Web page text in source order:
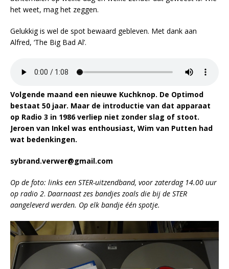
het weet, mag het zeggen.
Gelukkig is wel de spot bewaard gebleven. Met dank aan
Alfred, ‘The Big Bad Al’.
Volgende maand een nieuwe Kuchknop. De Optimod
bestaat 50 jaar. Maar de introductie van dat apparaat
op Radio 3 in 1986 verliep niet zonder slag of stoot.
Jeroen van Inkel was enthousiast, Wim van Putten had
wat bedenkingen.
sybrand.verwer@gmail.com
Op de foto: links een STER-uitzendband, voor zaterdag 14.00 uur
op radio 2. Daarnaast zes bandjes zoals die bij de STER
aangeleverd werden. Op elk bandje één spotje.